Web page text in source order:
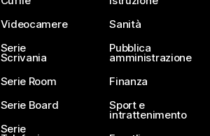
Videocamere
Serie
Scrivania
Serie Room
Serie Board
Serie
Sanità
Pubblica
amministrazione
Finanza
Sport e
intrattenimento